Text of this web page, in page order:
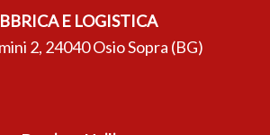
E LOGISTICA
2, 24040 Osio Sopra (BG)